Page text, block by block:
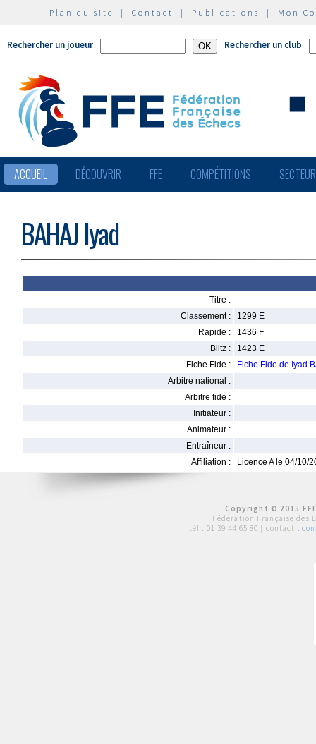
Plan du site | Contact | Publications | Mon
Rechercher un joueur Rechercher un club
ACCUEIL DÉCOUVRIR FFE COMPÉTITIONS
BAHAJ Iyad
Titre :
Classement :
1299 E
Rapide :
1436 F
Blitz :
1423 E
Fiche Fide :
Fiche Fide de Iyad
Arbitre national :
Arbitre fide :
Initiateur :
Animateur :
Entraîneur :
Affiliation :
Licence A le 04/10/
Copyright © 2015
Fédération Française des
tél : 01 39 44 65 80 | contact :